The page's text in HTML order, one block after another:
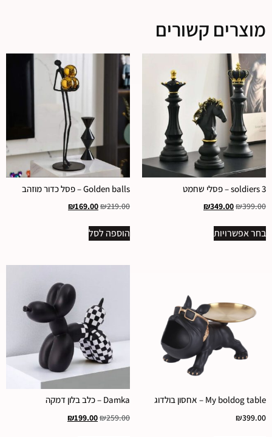
מוצרים קשורים
3 soldiers – פסלי שחמט
₪399.00
₪349.00
בחר אפשרויות
Golden balls – פסל כדור מוזהב
₪219.00
₪169.00
הוספה לסל
My boldog table – אחסון בולדוג
₪399.00
Damka – כלב בלון דמקה
₪259.00
₪199.00